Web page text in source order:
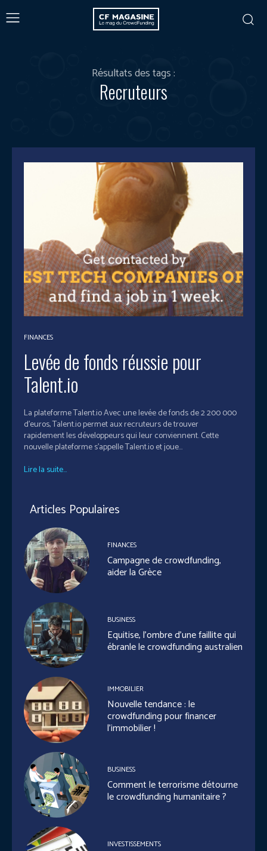
Résultats des tags :
Recruteurs
FINANCES
Levée de fonds réussie pour
Talent.io
La plateforme Talent.io Avec une levée de fonds de 2 200 000
d’euros, Talent.io permet aux recruteurs de trouver
rapidement les développeurs qui leur conviennent. Cette
nouvelle plateforme s’appelle Talent.io et joue...
Lire la suite...
Articles Populaires
FINANCES
Campagne de crowdfunding,
aider la Grèce
BUSINESS
Equitise, l’ombre d’une faillite qui
ébranle le crowdfunding australien
IMMOBILIER
Nouvelle tendance : le
crowdfunding pour financer
l’immobilier !
BUSINESS
Comment le terrorisme détourne
le crowdfunding humanitaire ?
INVESTISSEMENTS